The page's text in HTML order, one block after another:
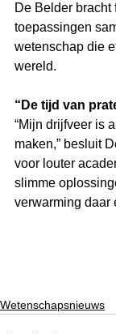
De Belder
toepassingen
wetenschap die
wereld.
“De tijd van
“Mijn drijfveer is
maken,” besluit
voor louter
slimme
verwarming daar
Wetenschapsnieuws